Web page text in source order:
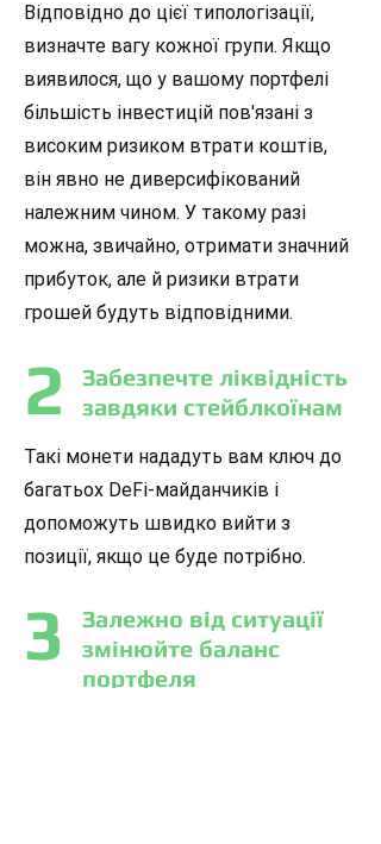
Відповідно до цієї типологізації,
визначте вагу кожної групи. Якщо
виявилося, що у вашому портфелі
більшість інвестицій пов'язані з
високим ризиком втрати коштів,
він явно не диверсифікований
належним чином. У такому разі
можна, звичайно, отримати значний
прибуток, але й ризики втрати
грошей будуть відповідними.
2
Забезпечте ліквідність
завдяки стейблкоїнам
Такі монети нададуть вам ключ до
багатьох DeFi-майданчиків і
допоможуть швидко вийти з
позиції, якщо це буде потрібно.
3
Залежно від ситуації
змінюйте баланс
портфеля